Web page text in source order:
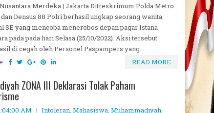
Merdeka | Jakarta Ditreskrimum Polda Metro
dan Densus 88 Polri berhasil ungkap seorang wanita
SE yang mencoba menerobos depan pagar Istana
pada pada hari Selasa (25/10/2022). Aksi tersebut
di cegah oleh Personel Paspampers yang...
READ MORE
ZONA III Deklarasi Tolak Paham
AM Intoleran Mahasiswa Muhammadiyah